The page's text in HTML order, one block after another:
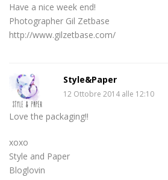
Have a nice week end!
Photographer Gil Zetbase
http://www.gilzetbase.com/
Style&Paper
12 Ottobre 2014 alle 12:10
Love the packaging!!
xoxo
Style and Paper
Bloglovin